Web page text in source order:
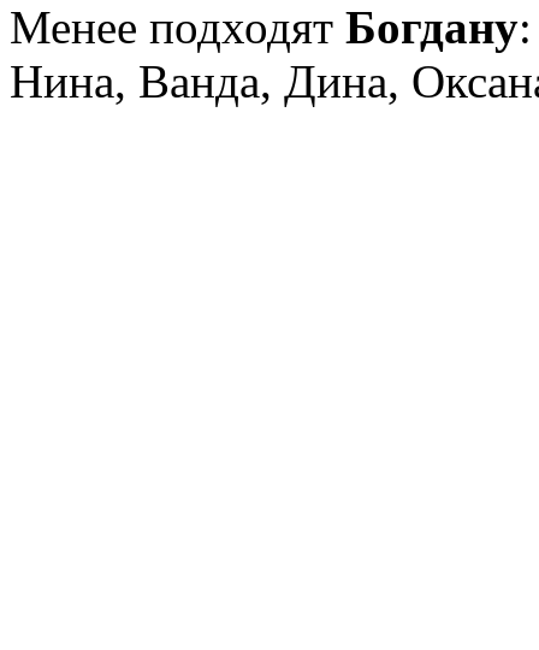
Менее подходят Богдану
Нина, Ванда, Дина,